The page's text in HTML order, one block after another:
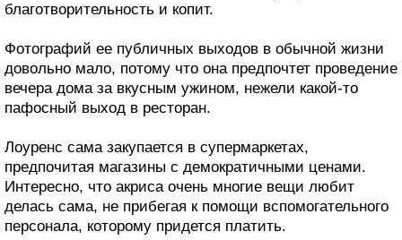
благотворительность и копит.
Фотографий ее публичных выходов в обычной жизни
довольно мало, потому что она предпочтет проведение
вечера дома за вкусным ужином, нежели какой-то
пафосный выход в ресторан.
Лоуренс сама закупается в супермаркетах,
предпочитая магазины с демократичными ценами.
Интересно, что акриса очень многие вещи любит
делась сама, не прибегая к помощи вспомогательного
персонала, которому придется платить.